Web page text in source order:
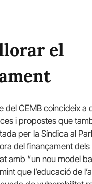
el
del CEMB coincideix
i propostes que
per la Síndica al
del finançament
amb “un nou model
que l’educació de